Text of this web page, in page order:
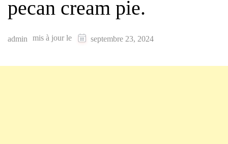
pecan cream pie.
admin mis à jour le septembre 23, 2024